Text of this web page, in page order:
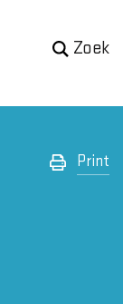
Zoek
Print